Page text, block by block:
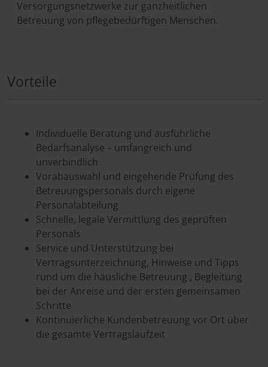
Versorgungsnetzwerke zur ganzheitlichen
Betreuung von pflegebedürftigen Menschen.
Vorteile
Individuelle Beratung und ausführliche
Bedarfsanalyse – umfangreich und
unverbindlich
Vorabauswahl und eingehende Prüfung des
Betreuungspersonals durch eigene
Personalabteilung
Schnelle, legale Vermittlung des geprüften
Personals
Service und Unterstützung bei
Vertragsunterzeichnung, Hinweise und Tipps
rund um die häusliche Betreuung , Begleitung
bei der Anreise und der ersten gemeinsamen
Schritte
Kontinuierliche Kundenbetreuung vor Ort über
die gesamte Vertragslaufzeit